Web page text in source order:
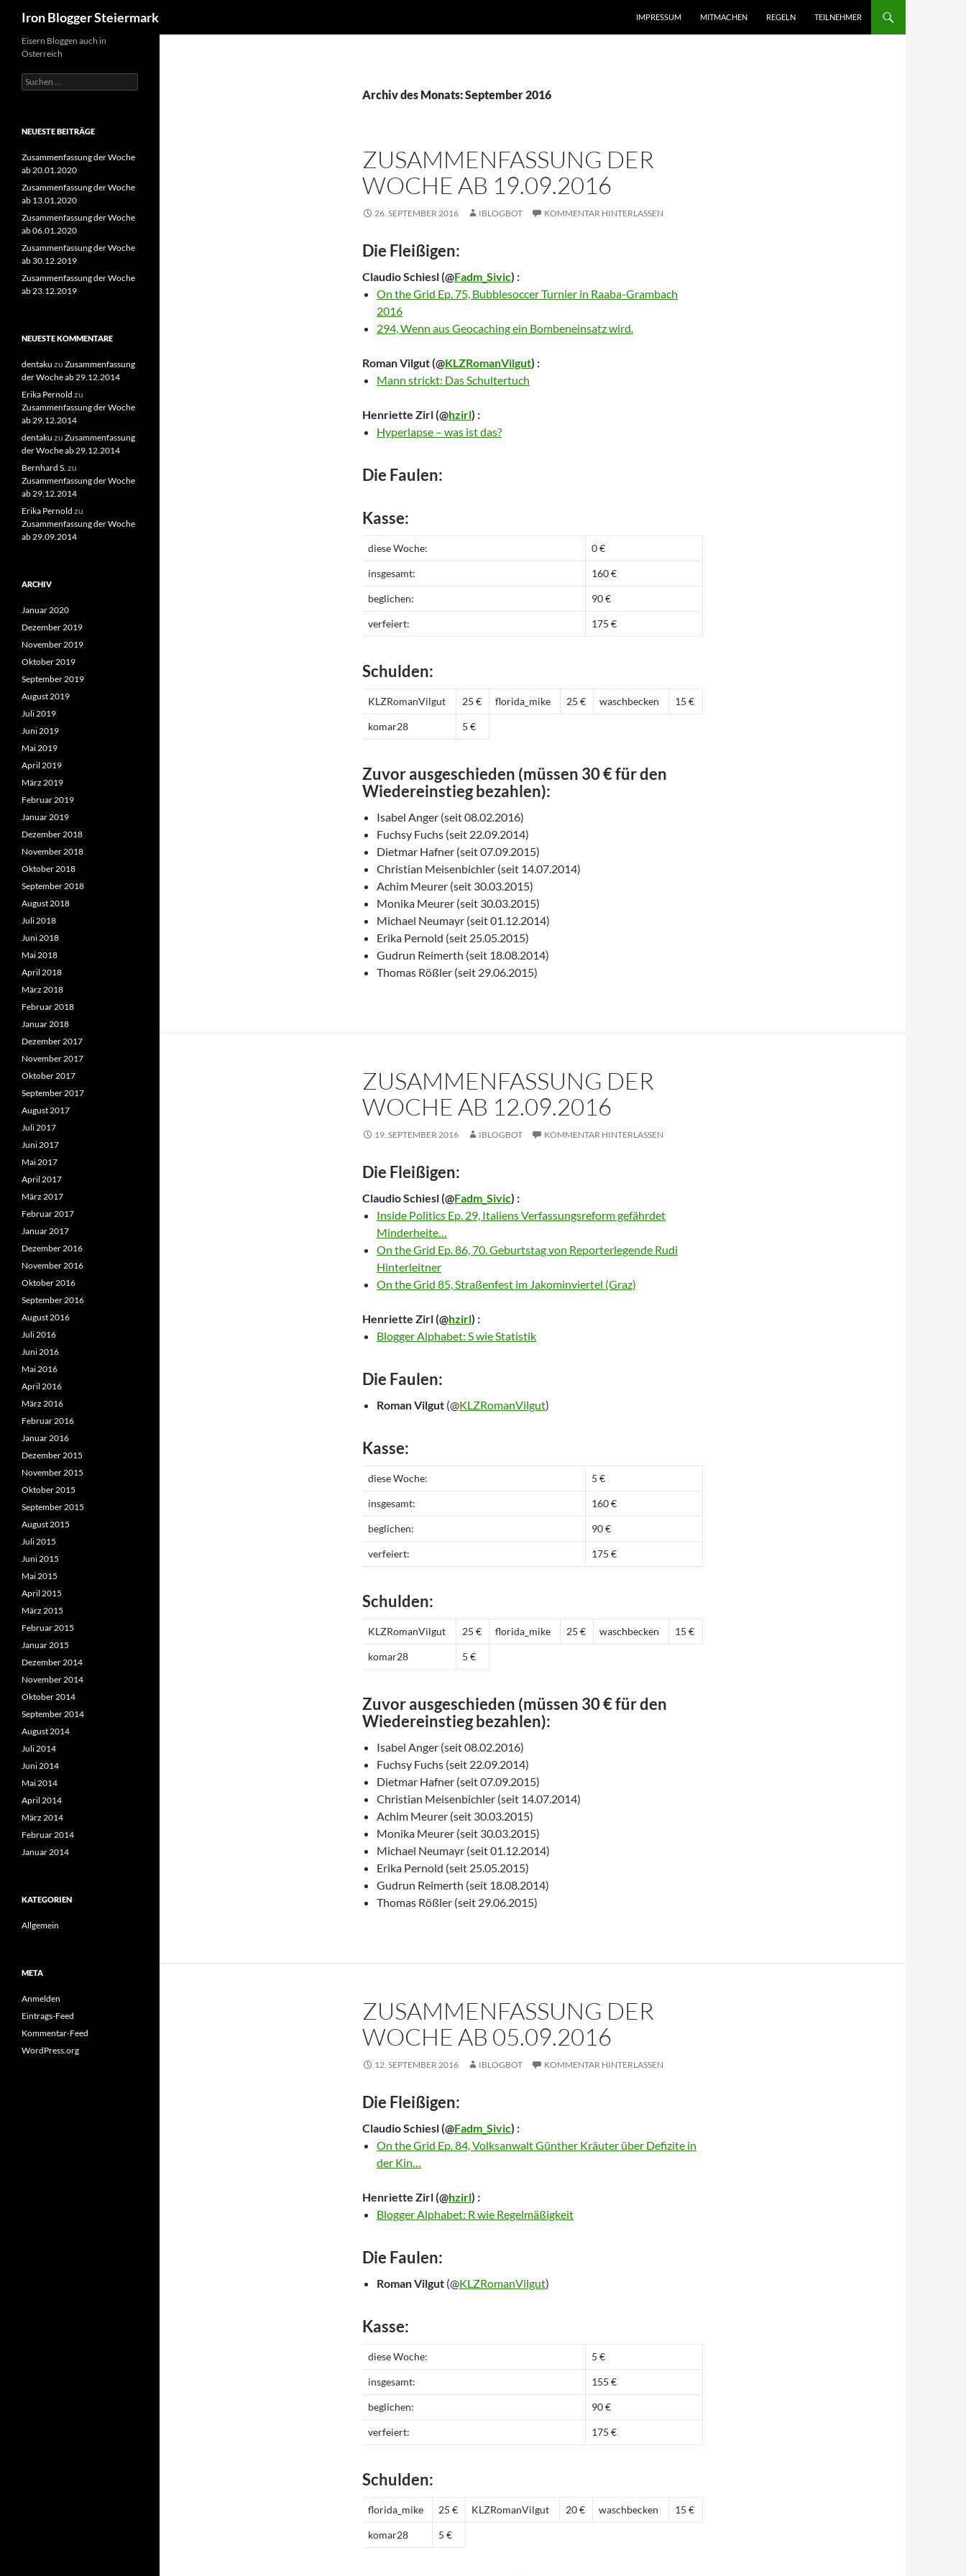
Inhalt
springen
Iron Blogger Steiermark IMPRESSUM MITMACHEN REGELN TEILNEHMER
Archiv des Monats: September 2016
ZUSAMMENFASSUNG DER
WOCHE AB 19.09.2016
26. SEPTEMBER 2016 IBLOGBOT KOMMENTAR HINTERLASSEN
Die Fleißigen:
Claudio Schiesl(@Fadm_Sivic) :
On the Grid Ep. 75, Bubblesoccer Turnier in Raaba-Grambach
2016
294, Wenn aus Geocaching ein Bombeneinsatz wird.
Roman Vilgut(@KLZRomanVilgut) :
Mann strickt: Das Schultertuch
Henriette Zirl(@hzirl) :
Hyperlapse – was ist das?
Die Faulen:
Kasse:
diese Woche: 0 €
insgesamt: 160 €
beglichen: 90 €
verfeiert: 175 €
Schulden:
KLZRomanVilgut 25 € florida_mike 25 € waschbecken 15 €
komar28 5 €
Zuvor ausgeschieden (müssen 30 € für den
Wiedereinstieg bezahlen):
Isabel Anger (seit 08.02.2016)
Fuchsy Fuchs (seit 22.09.2014)
Dietmar Hafner (seit 07.09.2015)
Christian Meisenbichler (seit 14.07.2014)
Achim Meurer (seit 30.03.2015)
Monika Meurer (seit 30.03.2015)
Michael Neumayr (seit 01.12.2014)
Erika Pernold (seit 25.05.2015)
Gudrun Reimerth (seit 18.08.2014)
Thomas Rößler (seit 29.06.2015)
ZUSAMMENFASSUNG DER
WOCHE AB 12.09.2016
19. SEPTEMBER 2016 IBLOGBOT KOMMENTAR HINTERLASSEN
Die Fleißigen:
Claudio Schiesl(@Fadm_Sivic) :
Inside Politics Ep. 29, Italiens Verfassungsreform gefährdet
Minderheite…
On the Grid Ep. 86, 70. Geburtstag von Reporterlegende Rudi
Hinterleitner
On the Grid 85, Straßenfest im Jakominviertel (Graz)
Henriette Zirl(@hzirl) :
Blogger Alphabet: S wie Statistik
Die Faulen:
Roman Vilgut (@KLZRomanVilgut)
Kasse:
diese Woche: 5 €
insgesamt: 160 €
beglichen: 90 €
verfeiert: 175 €
Schulden:
KLZRomanVilgut 25 € florida_mike 25 € waschbecken 15 €
komar28 5 €
Zuvor ausgeschieden (müssen 30 € für den
Wiedereinstieg bezahlen):
Isabel Anger (seit 08.02.2016)
Fuchsy Fuchs (seit 22.09.2014)
Dietmar Hafner (seit 07.09.2015)
Christian Meisenbichler (seit 14.07.2014)
Achim Meurer (seit 30.03.2015)
Monika Meurer (seit 30.03.2015)
Michael Neumayr (seit 01.12.2014)
Erika Pernold (seit 25.05.2015)
Gudrun Reimerth (seit 18.08.2014)
Thomas Rößler (seit 29.06.2015)
ZUSAMMENFASSUNG DER
WOCHE AB 05.09.2016
12. SEPTEMBER 2016 IBLOGBOT KOMMENTAR HINTERLASSEN
Die Fleißigen:
Claudio Schiesl(@Fadm_Sivic) :
On the Grid Ep. 84, Volksanwalt Günther Kräuter über Defizite in
der Kin…
Henriette Zirl(@hzirl) :
Blogger Alphabet: R wie Regelmäßigkeit
Die Faulen:
Roman Vilgut (@KLZRomanVilgut)
Kasse:
diese Woche: 5 €
insgesamt: 155 €
beglichen: 90 €
verfeiert: 175 €
Schulden:
florida_mike 25 € KLZRomanVilgut 20 € waschbecken 15 €
komar28 5 €
Eisern Bloggen auch in
Österreich
Suchen
nach:
NEUESTE BEITRÄGE
Zusammenfassung der Woche
ab 20.01.2020
Zusammenfassung der Woche
ab 13.01.2020
Zusammenfassung der Woche
ab 06.01.2020
Zusammenfassung der Woche
ab 30.12.2019
Zusammenfassung der Woche
ab 23.12.2019
NEUESTE KOMMENTARE
dentaku zu Zusammenfassung
der Woche ab 29.12.2014
Erika Pernold zu
Zusammenfassung der Woche
ab 29.12.2014
dentaku zu Zusammenfassung
der Woche ab 29.12.2014
Bernhard S. zu
Zusammenfassung der Woche
ab 29.12.2014
Erika Pernold zu
Zusammenfassung der Woche
ab 29.09.2014
ARCHIV
Januar 2020
Dezember 2019
November 2019
Oktober 2019
September 2019
August 2019
Juli 2019
Juni 2019
Mai 2019
April 2019
März 2019
Februar 2019
Januar 2019
Dezember 2018
November 2018
Oktober 2018
September 2018
August 2018
Juli 2018
Juni 2018
Mai 2018
April 2018
März 2018
Februar 2018
Januar 2018
Dezember 2017
November 2017
Oktober 2017
September 2017
August 2017
Juli 2017
Juni 2017
Mai 2017
April 2017
März 2017
Februar 2017
Januar 2017
Dezember 2016
November 2016
Oktober 2016
September 2016
August 2016
Juli 2016
Juni 2016
Mai 2016
April 2016
März 2016
Februar 2016
Januar 2016
Dezember 2015
November 2015
Oktober 2015
September 2015
August 2015
Juli 2015
Juni 2015
Mai 2015
April 2015
März 2015
Februar 2015
Januar 2015
Dezember 2014
November 2014
Oktober 2014
September 2014
August 2014
Juli 2014
Juni 2014
Mai 2014
April 2014
März 2014
Februar 2014
Januar 2014
KATEGORIEN
Allgemein
META
Anmelden
Eintrags-Feed
Kommentar-Feed
WordPress.org